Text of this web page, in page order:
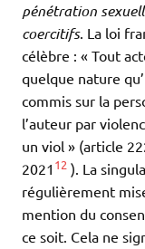
pénétration
coercitifs. La loi
célèbre : « Tout
quelque nature
commis sur la
l’auteur par
un viol » (article
2021 12 ). La
régulièrement
mention du
ce soit. Cela ne